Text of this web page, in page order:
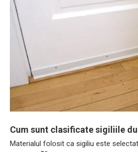
Cum sunt clasificate sigiliile
Materialul folosit ca sigiliu este